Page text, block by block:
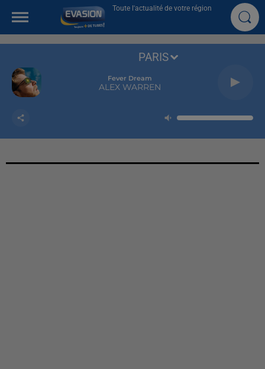
Toute l'actualité de votre région
Fever Dream
ALEX WARREN
PARIS